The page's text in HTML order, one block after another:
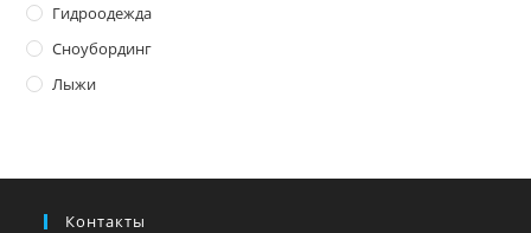
Гидроодежда
Сноубординг
Лыжи
Контакты